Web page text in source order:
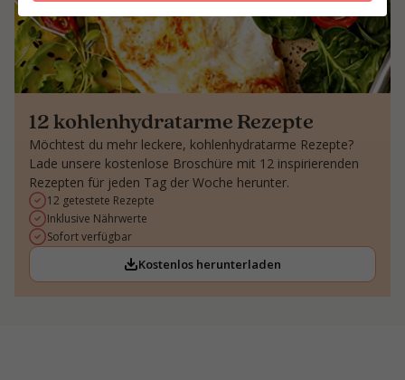
12 kohlenhydratarme Rezepte
Möchtest du mehr leckere, kohlenhydratarme Rezepte?
Lade unsere kostenlose Broschüre mit 12 inspirierenden
Rezepten für jeden Tag der Woche herunter.
12 getestete Rezepte
Inklusive Nährwerte
Sofort verfügbar
Kostenlos herunterladen